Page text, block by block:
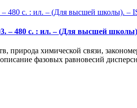
480 с. : ил. – (Для высшей школы).
природа химической связи,
фазовых равновесий